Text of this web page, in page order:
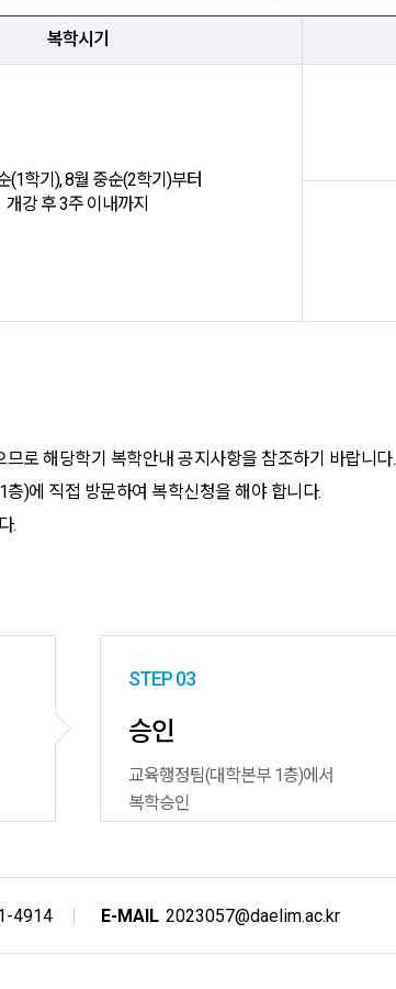
복학시기
(1학기), 8월 중순(2학기)부터
개강 후 3주 이내까지
로 해당학기 복학안내 공지사항을 참조하기 바랍니다.
)에 직접 방문하여 복학신청을 해야 합니다.
.
STEP 03
승인
교육행정팀(대학본부 1층)에서
복학승인
4914 E-MAIL 2023057@daelim.ac.kr